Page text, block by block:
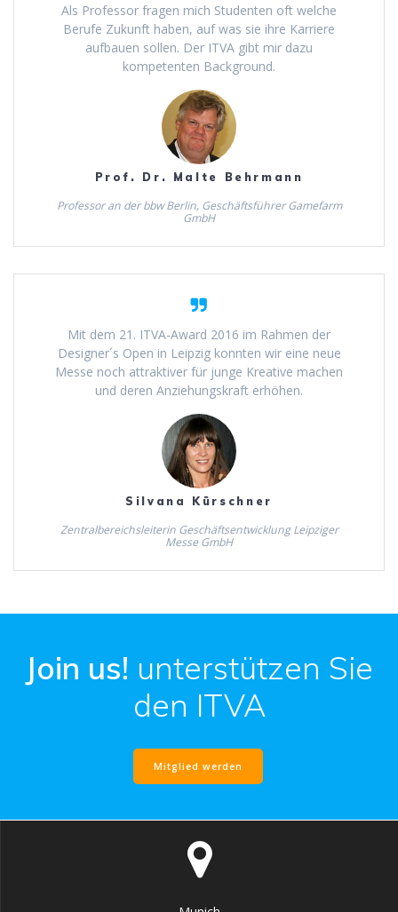
Als Professor fragen mich Studenten oft welche
Berufe Zukunft haben, auf was sie ihre Karriere
aufbauen sollen. Der ITVA gibt mir dazu
kompetenten Background.
Prof. Dr. Malte Behrmann
Professor an der bbw Berlin, Geschäftsführer Gamefarm
GmbH
Mit dem 21. ITVA-Award 2016 im Rahmen der
Designer´s Open in Leipzig konnten wir eine neue
Messe noch attraktiver für junge Kreative machen
und deren Anziehungskraft erhöhen.
Silvana Kürschner
Zentralbereichsleiterin Geschäftsentwicklung Leipziger
Messe GmbH
Join us! unterstützen Sie
den ITVA
Mitglied werden